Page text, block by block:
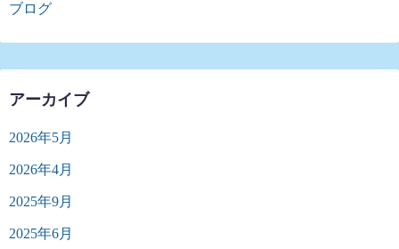
ブログ
アーカイブ
2026年5月
2026年4月
2025年9月
2025年6月